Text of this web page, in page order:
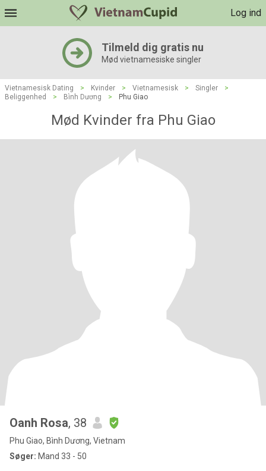
Log ind
Tilmeld dig gratis nu
Mød vietnamesiske singler
Vietnamesisk Dating > Kvinder > Vietnamesisk > Singler
>
Beliggenhed
> Bình Dương > Phu Giao
Mød Kvinder fra Phu Giao
Oanh Rosa, 38
Phu Giao, Bình Dương, Vietnam
Søger: Mand 33 - 50